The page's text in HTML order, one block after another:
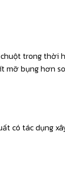
trong thời
mỡ bụng hơn
có tác dụng